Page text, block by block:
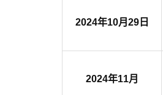
2024年10月29日
2024年11月